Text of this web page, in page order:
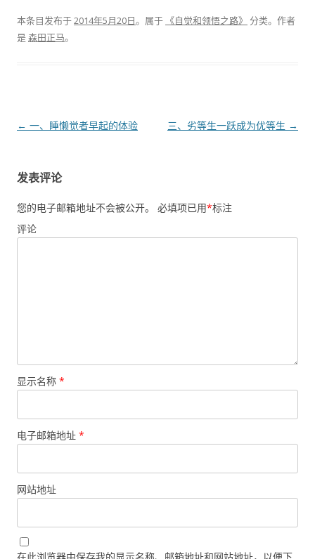
本条目发布于2014年5月20日。属于 《自觉和领悟之路》 分类。 作者
是森田正马。
文章导航
← 一、睡懒觉者早起的体验 三、劣等生一跃成为优等生 →
发表评论
您的电子邮箱地址不会被公开。 必填项已用*标注
评论
显示名称 *
电子邮箱地址 *
网站地址